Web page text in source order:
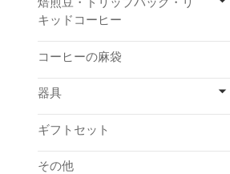
キッドコーヒー
コーヒーの麻袋
器具
ギフトセット
その他